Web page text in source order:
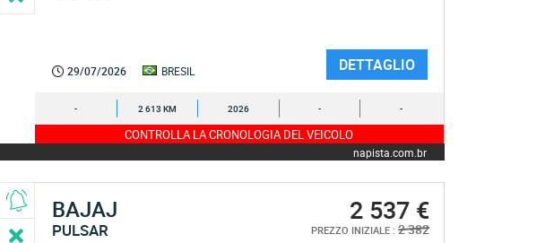
29/07/2026 BRESIL DETTAGLIO
- 2 613 KM 2026 - -
CONTROLLA LA CRONOLOGIA DEL VEICOLO
napista.com.br
BAJAJ
PULSAR
2 537 €
PREZZO INIZIALE : 2 382